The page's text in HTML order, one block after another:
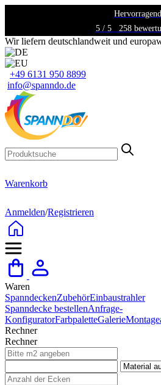
hervorragend
5/ 5 258
Wir liefern deutschlandweit und
+49 6131 950 8899
info@spanndo.de
Warenkorb
Anmelden/Registrieren
Waren
SpanndeckenZubehörEinbaustrahler
Spanndecke bestellenAnfrage-
KonfiguratorFarbpaletteGalerie
Rechner
Rechner